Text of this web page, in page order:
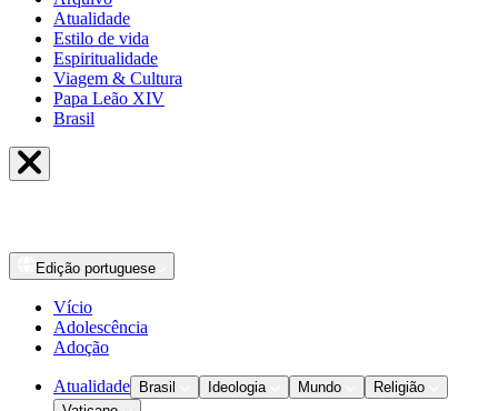
Atualidade
Estilo de vida
Espiritualidade
Viagem & Cultura
Papa Leão XIV
Brasil
Edição portuguese
Vício
Adolescência
Adoção
Atualidade Brasil Ideologia Mundo
Religião